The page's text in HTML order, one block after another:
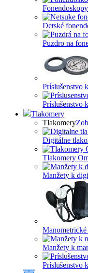
Detské
Puzdro na
Príslušenstvo
Príslušenstvo
Tlakomery
Tlakomery
Digitálne
Tlakomery
Manžety k
Manžety k
Príslušenstvo